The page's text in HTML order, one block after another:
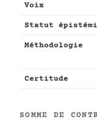
Voix
Statut
Méthodologie
Certitude
SOMME DE